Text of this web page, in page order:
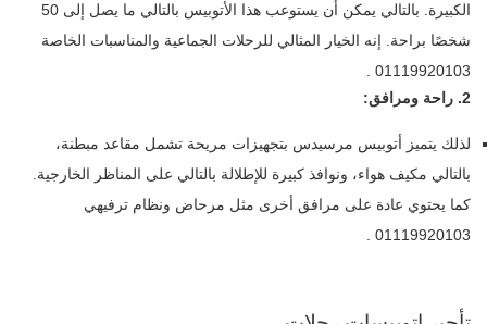
الكبيرة. بالتالي يمكن أن يستوعب هذا الأتوبيس بالتالي ما يصل إلى 50
شخصًا براحة. إنه الخيار المثالي للرحلات الجماعية والمناسبات الخاصة
01119920103 .
2. راحة ومرافق:
لذلك يتميز أتوبيس مرسيدس بتجهيزات مريحة تشمل مقاعد مبطنة،
بالتالي مكيف هواء، ونوافذ كبيرة للإطلالة بالتالي على المناظر الخارجية.
كما يحتوي عادة على مرافق أخرى مثل مرحاض ونظام ترفيهي
01119920103 .